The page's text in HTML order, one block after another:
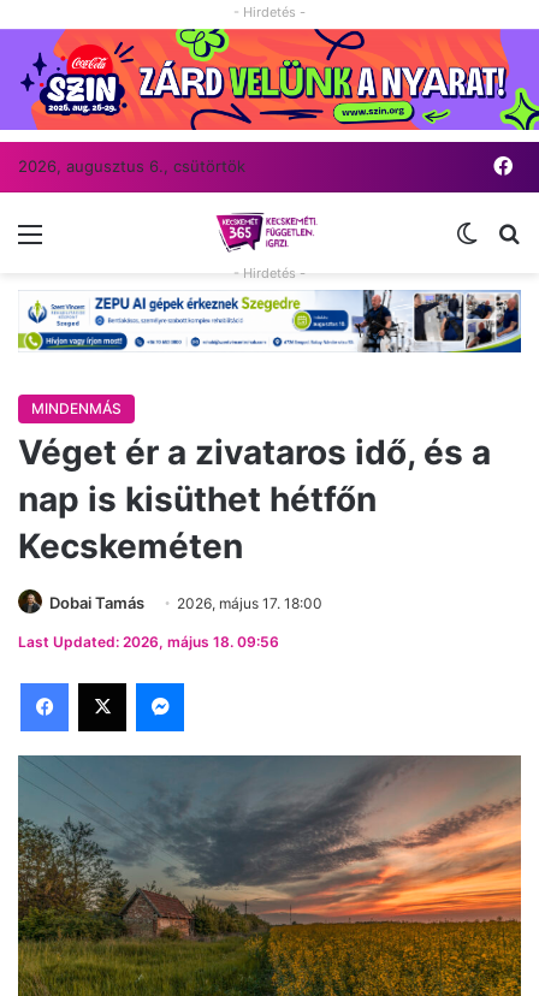
- Hirdetés -
2026, augusztus 6., csütörtök
Menü
- Hirdetés -
MINDENMÁS
Véget ér a zivataros idő, és a
nap is kisüthet hétfőn
Kecskeméten
Dobai Tamás 2026, május 17. 18:00
Last Updated: 2026, május 18. 09:56
Facebook
X Messenger